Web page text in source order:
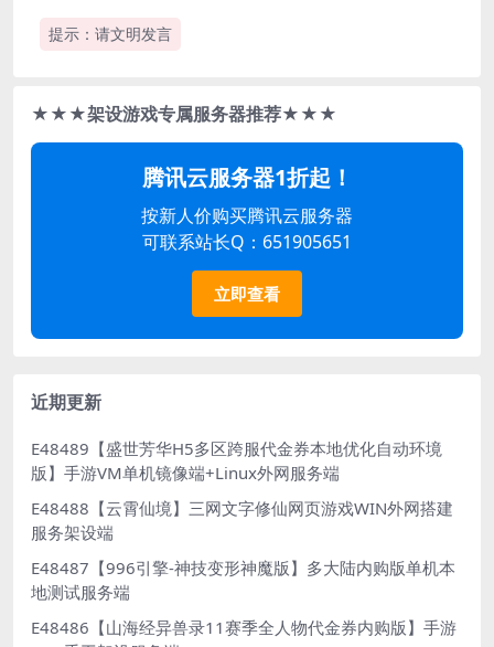
提示：请文明发言
★★★架设游戏专属服务器推荐★★★
腾讯云服务器1折起！
按新人价购买腾讯云服务器
可联系站长Q：651905651
立即查看
近期更新
E48489【盛世芳华H5多区跨服代金券本地优化自动环境
版】手游VM单机镜像端+Linux外网服务端
E48488【云霄仙境】三网文字修仙网页游戏WIN外网搭建
服务架设端
E48487【996引擎-神技变形神魔版】多大陆内购版单机本
地测试服务端
E48486【山海经异兽录11赛季全人物代金券内购版】手游